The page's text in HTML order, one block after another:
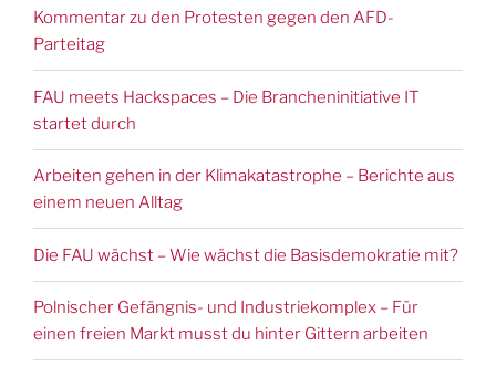
Kommentar zu den Protesten gegen den AFD-
Parteitag
FAU meets Hackspaces – Die Brancheninitiative IT
startet durch
Arbeiten gehen in der Klimakatastrophe – Berichte aus
einem neuen Alltag
Die FAU wächst – Wie wächst die Basisdemokratie mit?
Polnischer Gefängnis- und Industriekomplex – Für
einen freien Markt musst du hinter Gittern arbeiten